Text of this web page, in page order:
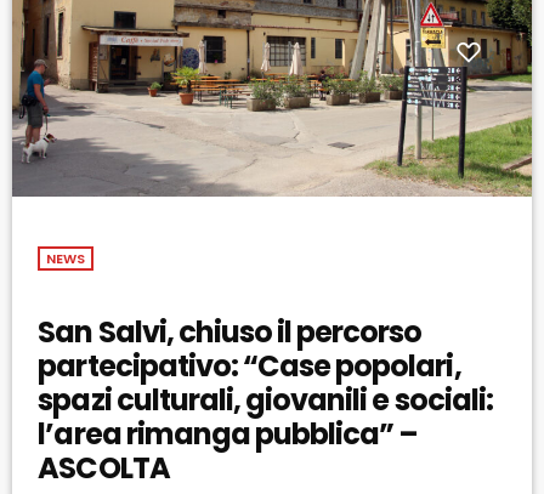
NEWS
San Salvi, chiuso il percorso
partecipativo: “Case popolari,
spazi culturali, giovanili e sociali:
l’area rimanga pubblica” –
ASCOLTA